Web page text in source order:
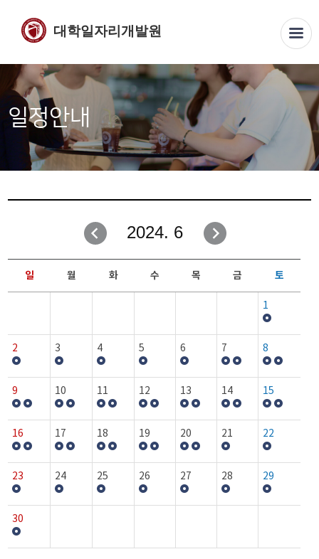
대학일자리개발원
일정안내
2024. 6
일 월 화 수 목 금 토
1
2 3 4 5 6 7 8
9 10 11 12 13 14 15
16 17 18 19 20 21 22
23 24 25 26 27 28 29
30